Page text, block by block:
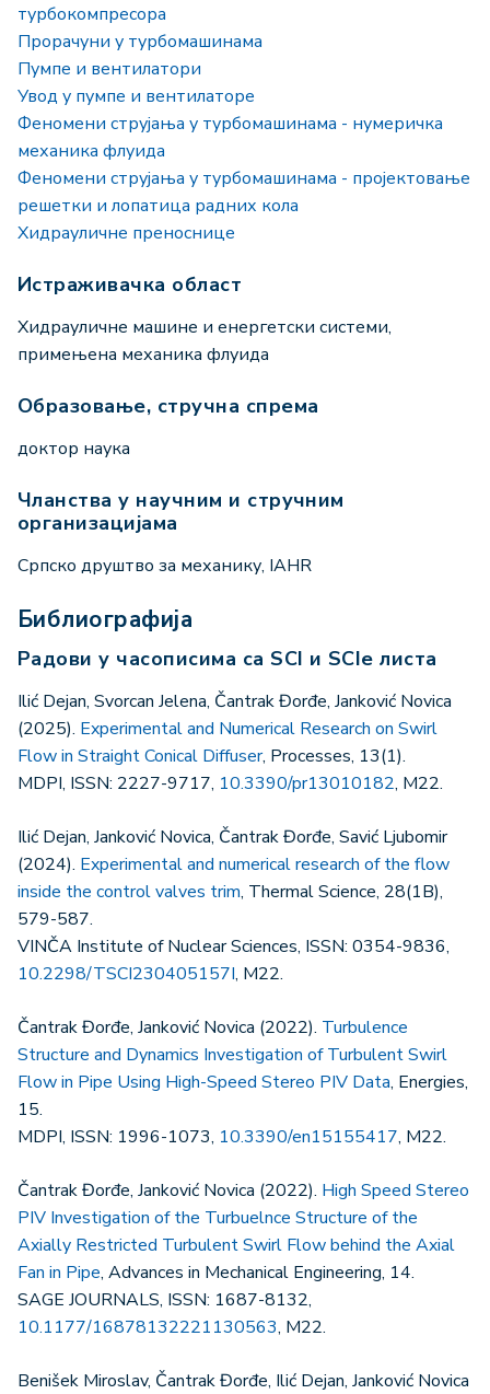
турбокомпресора
Прорачуни у турбомашинама
Пумпе и вентилатори
Увод у пумпе и вентилаторе
Феномени струјања у турбомашинама - нумеричка
механика флуида
Феномени струјања у турбомашинама - пројектовање
решетки и лопатица радних кола
Хидрауличне преноснице
Истраживачка област
Хидрауличне машине и енергетски системи,
примењена механика флуида
Образовање, стручна спрема
доктор наука
Чланства у научним и стручним
организацијама
Српско друштво за механику, IAHR
Библиографија
Радови у часописима са SCI и SCIe листа
Ilić Dejan, Svorcan Jelena, Čantrak Đorđe, Janković Novica
(2025). Experimental and Numerical Research on Swirl
Flow in Straight Conical Diffuser, Processes, 13(1).
MDPI, ISSN: 2227-9717, 10.3390/pr13010182, M22.
Ilić Dejan, Janković Novica, Čantrak Đorđe, Savić Ljubomir
(2024). Experimental and numerical research of the flow
inside the control valves trim, Thermal Science, 28(1B),
579-587.
VINČA Institute of Nuclear Sciences, ISSN: 0354-9836,
10.2298/TSCI230405157I, M22.
Čantrak Đorđe, Janković Novica (2022). Turbulence
Structure and Dynamics Investigation of Turbulent Swirl
Flow in Pipe Using High-Speed Stereo PIV Data, Energies,
15.
MDPI, ISSN: 1996-1073, 10.3390/en15155417, M22.
Čantrak Đorđe, Janković Novica (2022). High Speed Stereo
PIV Investigation of the Turbuelnce Structure of the
Axially Restricted Turbulent Swirl Flow behind the Axial
Fan in Pipe, Advances in Mechanical Engineering, 14.
SAGE JOURNALS, ISSN: 1687-8132,
10.1177/16878132221130563, M22.
Benišek Miroslav, Čantrak Đorđe, Ilić Dejan, Janković Novica